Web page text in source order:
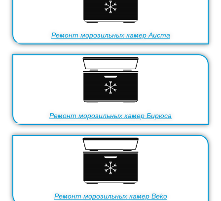
Ремонт морозильных камер Aucma
Ремонт морозильных камер Бирюса
Ремонт морозильных камер Beko